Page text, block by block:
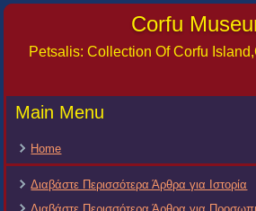
Corfu
Petsalis: Collection Of Corfu
Main Menu
Home
Διαβάστε Περισσότερα Άρθρα για Ιστορία